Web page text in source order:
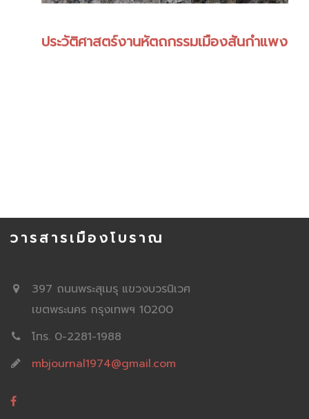
ประวัติศาสตร์งานหัตถกรรมเมืองสันกำแพง
วารสารเมืองโบราณ
397 ถนนพระสุเมรุ แขวงบวรนิเวศ
เขตพระนคร กรุงเทพฯ 10200
โทร. 0-2281-1988
mbjournal1974@gmail.com